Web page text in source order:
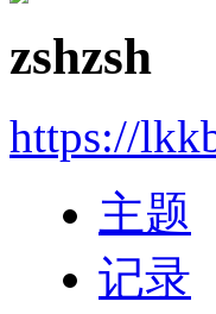
zshzsh
https://
主题
记录